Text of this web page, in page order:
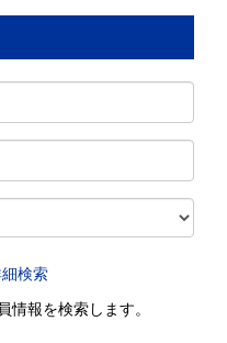
検索
情報を検索します。